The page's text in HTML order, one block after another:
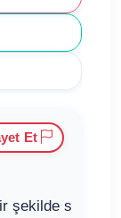
şekilde s
Et